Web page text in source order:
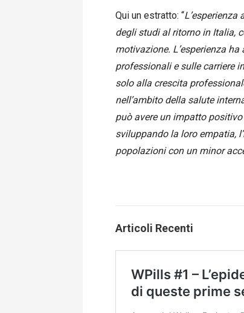
Qui un estratto: “
degli studi al ritorno in Italia,
motivazione. L’esperienza
professionali e sulle carriere
solo alla crescita
nell’ambito della salute
può avere un impatto
sviluppando la loro empatia,
popolazioni con un minor
Articoli Recenti